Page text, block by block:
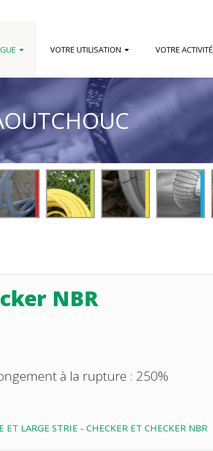
VOTRE UTILISATION VOTRE ACTIVITÉ
NBR
à la rupture : 250%
LARGE STRIE - CHECKER ET CHECKER NBR